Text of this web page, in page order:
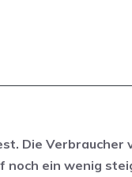
Die Verbraucher
noch ein wenig